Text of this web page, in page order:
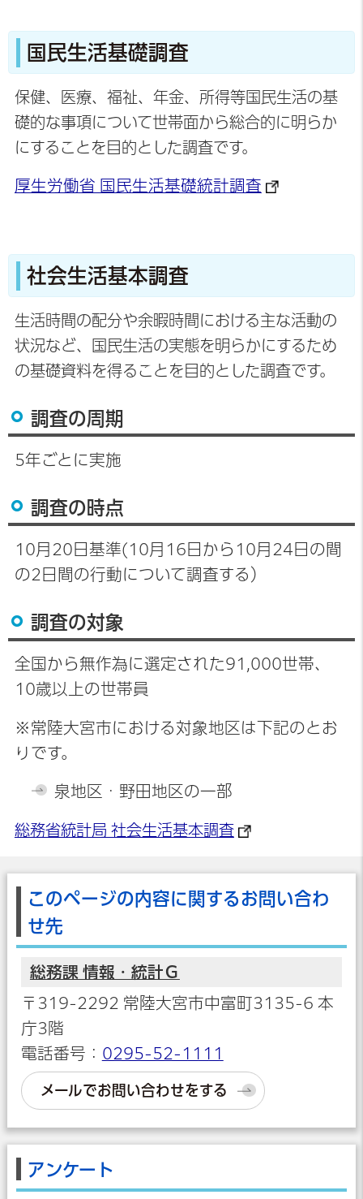
国民生活基礎調査
保健、医療、福祉、年金、所得等国民生活の基
礎的な事項について世帯面から総合的に明らか
にすることを目的とした調査です。
厚生労働省 国民生活基礎統計調査
社会生活基本調査
生活時間の配分や余暇時間における主な活動の
状況など、国民生活の実態を明らかにするため
の基礎資料を得ることを目的とした調査です。
調査の周期
5年ごとに実施
調査の時点
10月20日基準(10月16日から10月24日の間
の2日間の行動について調査する）
調査の対象
全国から無作為に選定された91,000世帯、
10歳以上の世帯員
※常陸大宮市における対象地区は下記のとお
りです。
泉地区・野田地区の一部
総務省統計局 社会生活基本調査
このページの内容に関するお問い合わ
せ先
総務課 情報・統計Ｇ
〒319-2292 常陸大宮市中富町3135-6 本
庁3階
電話番号： 0295-52-1111
メールでお問い合わせをする
アンケート